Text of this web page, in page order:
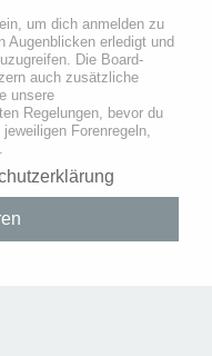
um dich anmelden zu
Augenblicken erledigt und
Die Board-
auch zusätzliche
unsere
Regelungen, bevor du
Forenregeln,